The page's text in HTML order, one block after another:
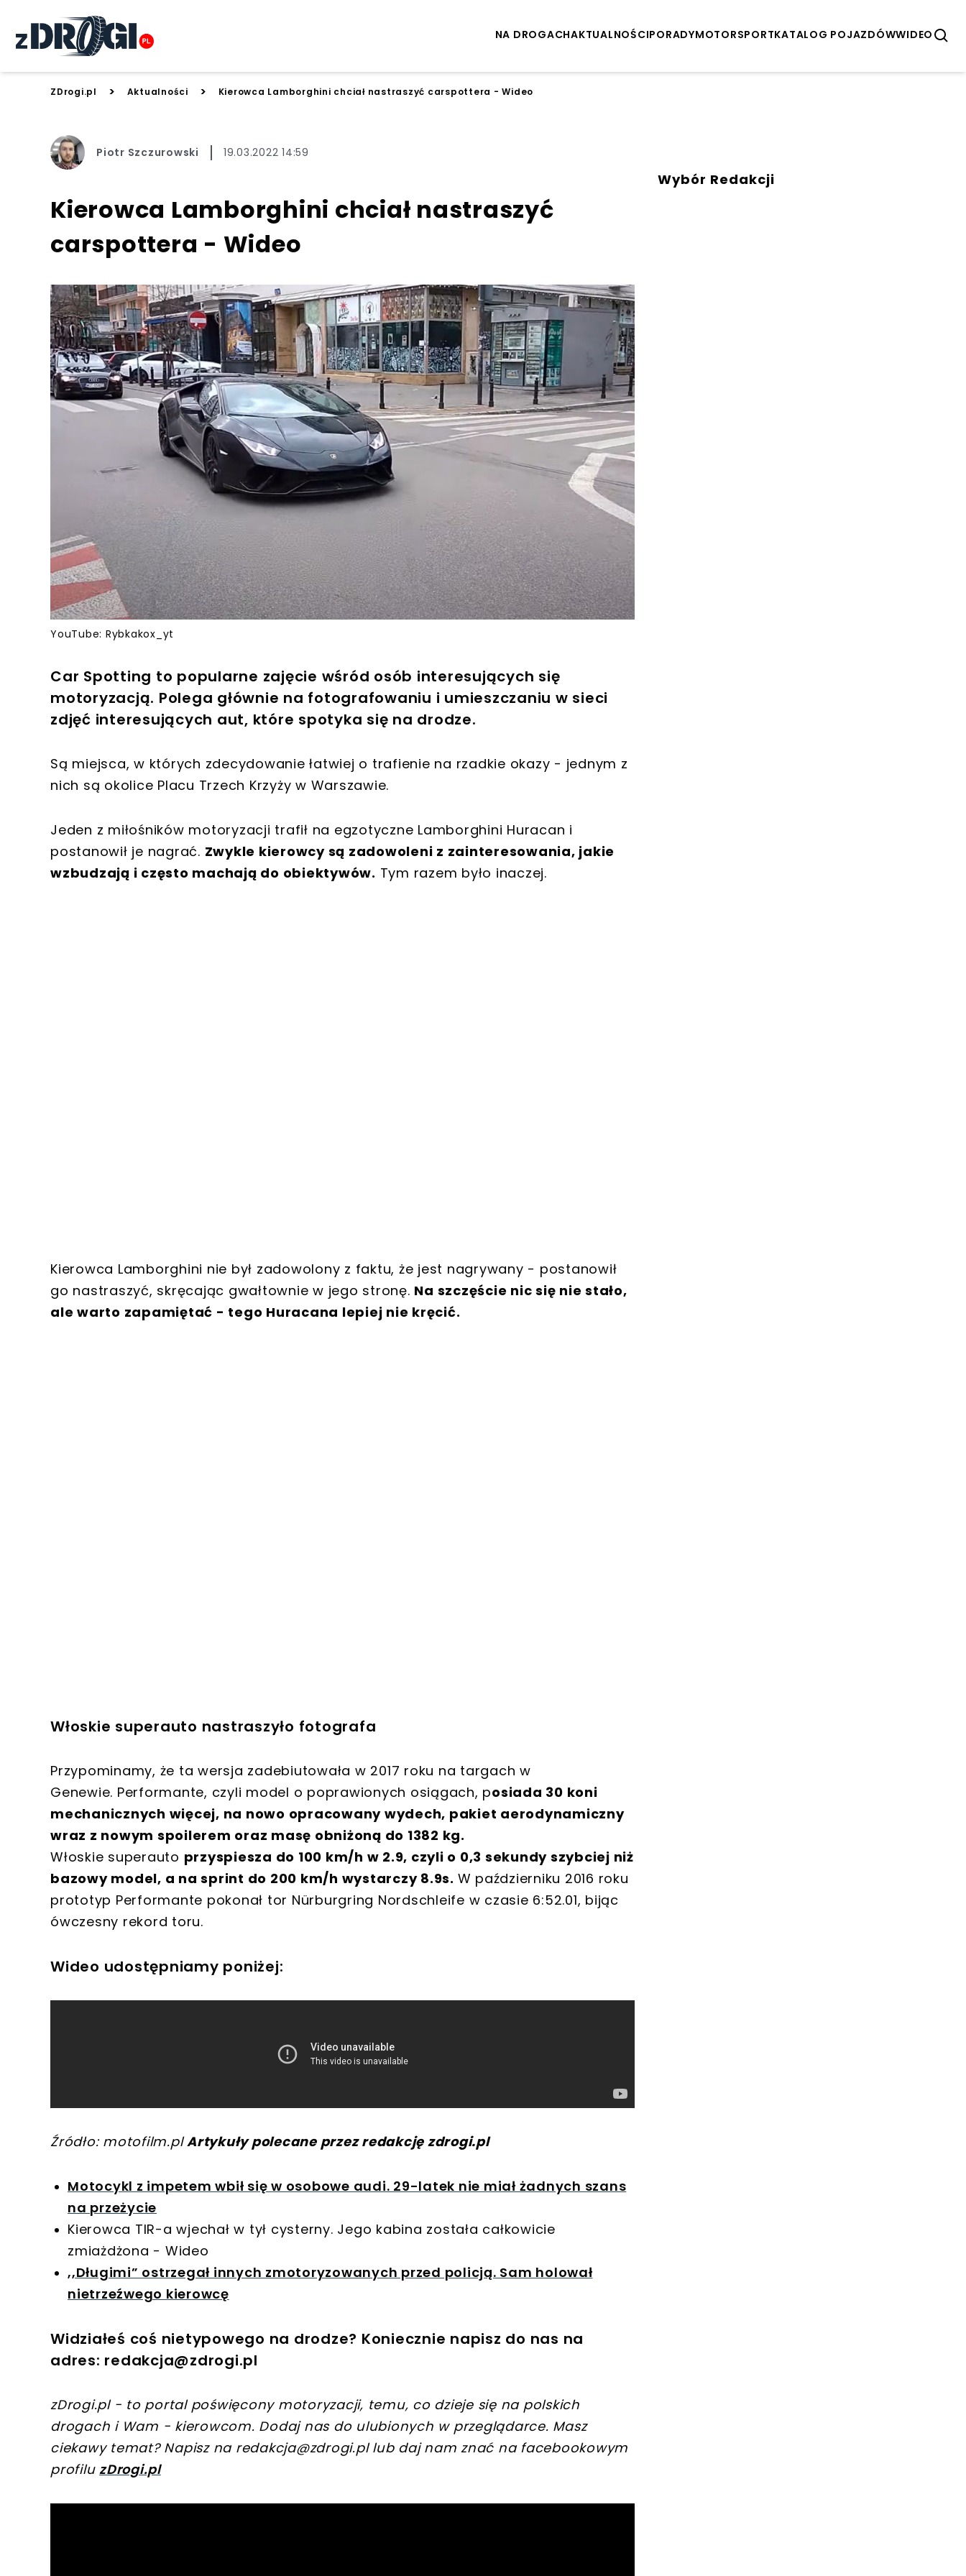
NA DROGACHAKTUALNOŚCIPORADYMOTORSPORTKATALOG POJAZDÓWWIDEO
ZDrogi.pl > Aktualności > Kierowca Lamborghini chciał nastraszyć carspottera - Wideo
Piotr Szczurowski 19.03.2022 14:59
Kierowca Lamborghini chciał nastraszyć
carspottera - Wideo
YouTube: Rybkakox_yt
Car Spotting to popularne zajęcie wśród osób interesujących się
motoryzacją. Polega głównie na fotografowaniu i umieszczaniu w sieci
zdjęć interesujących aut, które spotyka się na drodze.
Są miejsca, w których zdecydowanie łatwiej o trafienie na rzadkie okazy - jednym z
nich są okolice Placu Trzech Krzyży w Warszawie.
Jeden z miłośników motoryzacji trafił na egzotyczne Lamborghini Huracan i
postanowił je nagrać. Zwykle kierowcy są zadowoleni z zainteresowania, jakie
wzbudzają i często machają do obiektywów. Tym razem było inaczej.
Kierowca Lamborghini nie był zadowolony z faktu, że jest nagrywany - postanowił
go nastraszyć, skręcając gwałtownie w jego stronę. Na szczęście nic się nie stało,
ale warto zapamiętać - tego Huracana lepiej nie kręcić.
Włoskie superauto nastraszyło fotografa
Przypominamy, że ta wersja zadebiutowała w 2017 roku na targach w
Genewie. Performante, czyli model o poprawionych osiągach, posiada 30 koni
mechanicznych więcej, na nowo opracowany wydech, pakiet aerodynamiczny
wraz z nowym spoilerem oraz masę obniżoną do 1382 kg.
Włoskie superauto przyspiesza do 100 km/h w 2.9, czyli o 0,3 sekundy szybciej niż
bazowy model, a na sprint do 200 km/h wystarczy 8.9s. W październiku 2016 roku
prototyp Performante pokonał tor Nürburgring Nordschleife w czasie 6:52.01, bijąc
ówczesny rekord toru.
Wideo udostępniamy poniżej:
Źródło: motofilm.pl Artykuły polecane przez redakcję zdrogi.pl
Motocykl z impetem wbił się w osobowe audi. 29-latek nie miał żadnych szans
na przeżycie
Kierowca TIR-a wjechał w tył cysterny. Jego kabina została całkowicie
zmiażdżona - Wideo
,,Długimi” ostrzegał innych zmotoryzowanych przed policją. Sam holował
nietrzeźwego kierowcę
Widziałeś coś nietypowego na drodze? Koniecznie napisz do nas na
adres: redakcja@zdrogi.pl
zDrogi.pl - to portal poświęcony motoryzacji, temu, co dzieje się na polskich
drogach i Wam - kierowcom. Dodaj nas do ulubionych w przeglądarce. Masz
ciekawy temat? Napisz na redakcja@zdrogi.pllub daj nam znać na facebookowym
profilu zDrogi.pl
Wybór Redakcji